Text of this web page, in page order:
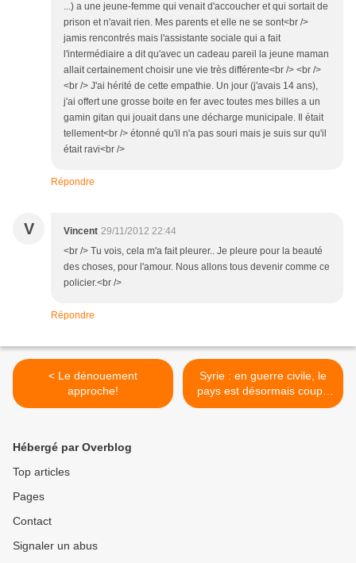
...) a une jeune-femme qui venait d'accoucher et qui sortait de
prison et n'avait rien. Mes parents et elle ne se sont<br />
jamis rencontrés mais l'assistante sociale qui a fait
l'intermédiaire a dit qu'avec un cadeau pareil la jeune maman
allait certainement choisir une vie très différente<br /> <br />
<br /> J'ai hérité de cette empathie. Un jour (j'avais 14 ans),
j'ai offert une grosse boite en fer avec toutes mes billes a un
gamin gitan qui jouait dans une décharge municipale. Il était
tellement<br /> étonné qu'il n'a pas souri mais je suis sur qu'il
était ravi<br />
Répondre
V Vincent 29/11/2012 22:44
<br /> Tu vois, cela m'a fait pleurer.. Je pleure pour la beauté
des choses, pour l'amour. Nous allons tous devenir comme ce
policier.<br />
Répondre
< Le dénouement
approche!
Syrie : en guerre civile, le
pays est désormais coupé
de l'Internet mondial >
Hébergé par Overblog
Top articles
Pages
Contact
Signaler un abus